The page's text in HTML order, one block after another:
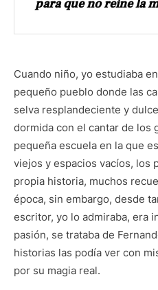
para que no reine la
Cuando niño, yo estudiaba
pequeño pueblo donde las
selva resplandeciente y
dormida con el cantar de los
pequeña escuela en la que
viejos y espacios vacíos, los
propia historia, muchos
época, sin embargo, desde
escritor, yo lo admiraba, era
pasión, se trataba de
historias las podía ver con
por su magia real.